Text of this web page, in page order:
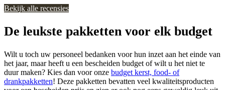
Bekijk alle recensies
De leukste pakketten voor elk budget
Wilt u toch uw personeel bedanken voor hun inzet aan het einde van
het jaar, maar heeft u een bescheiden budget of wilt u het niet te
duur maken? Kies dan voor onze budget kerst, food- of
drankpakketten! Deze pakketten bevatten veel kwaliteitsproducten